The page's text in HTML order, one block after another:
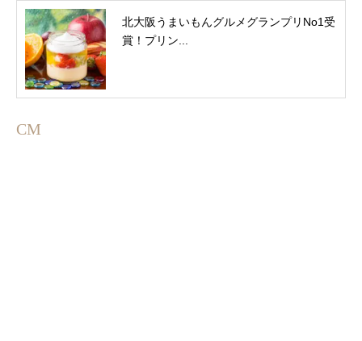
北大阪うまいもんグルメグランプリNo1受
賞！プリン...
CM